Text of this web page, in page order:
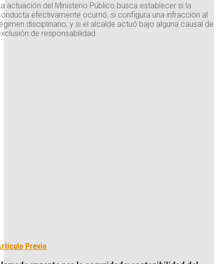
actuación del Ministerio Público busca establecer si la
efectivamente ocurrió, si configura una infracción al
disciplinario, y si el alcalde actuó bajo alguna causal de
de responsabilidad.
Previo